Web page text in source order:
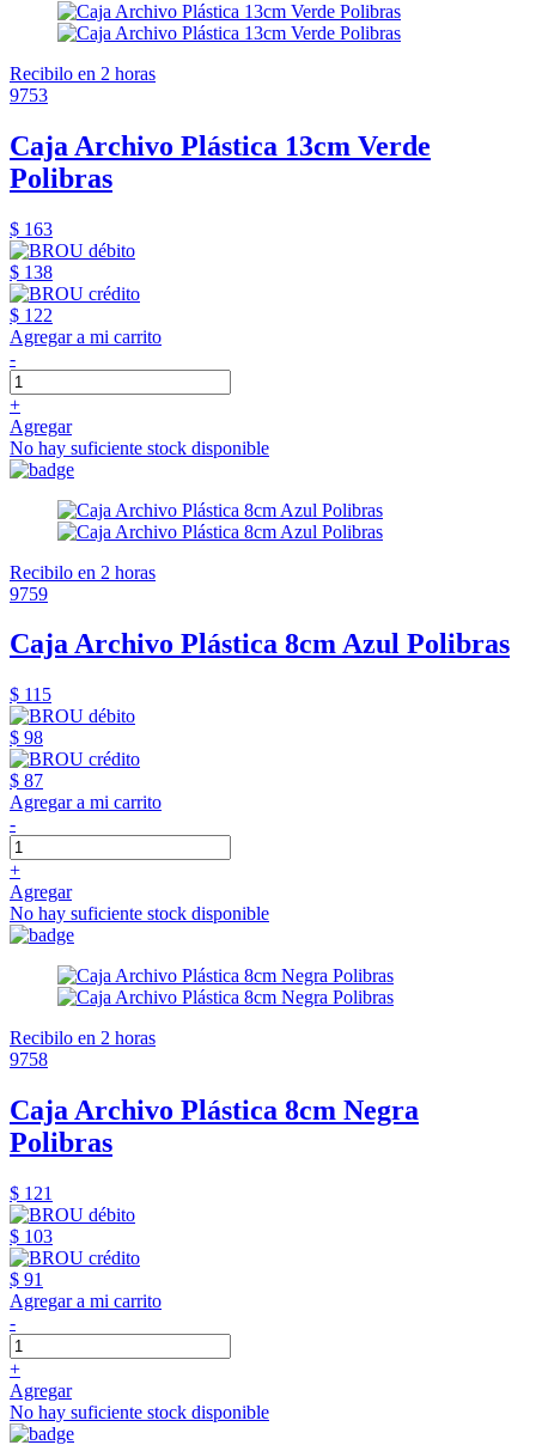
Recibilo en 2 horas
9753
Caja Archivo Plástica 13cm Verde
Polibras
$ 163
$ 138
$ 122
Agregar a mi carrito
-
+
Agregar
No hay suficiente stock disponible
Recibilo en 2 horas
9759
Caja Archivo Plástica 8cm Azul Polibras
$ 115
$ 98
$ 87
Agregar a mi carrito
-
+
Agregar
No hay suficiente stock disponible
Recibilo en 2 horas
9758
Caja Archivo Plástica 8cm Negra
Polibras
$ 121
$ 103
$ 91
Agregar a mi carrito
-
+
Agregar
No hay suficiente stock disponible